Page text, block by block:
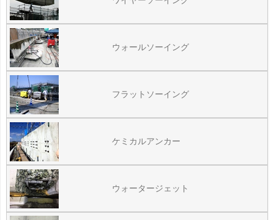
ウォールソーイング
フラットソーイング
ケミカルアンカー
ウォータージェット